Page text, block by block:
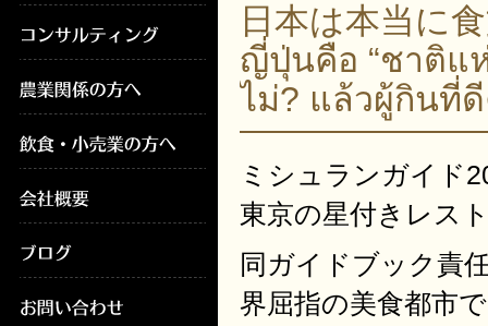
日本は本当に
ญี่ปุ่นคือ “ชาติแ
ไม่? แล้วผู้กินที่
ミシュランガイド
東京の星付きレス
同ガイドブック責
界屈指の美食都市